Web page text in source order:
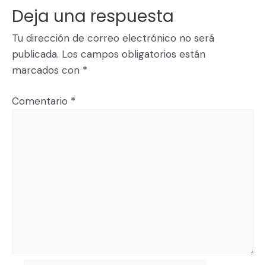
Deja una respuesta
Tu dirección de correo electrónico no será
publicada. Los campos obligatorios están
marcados con *
Comentario *